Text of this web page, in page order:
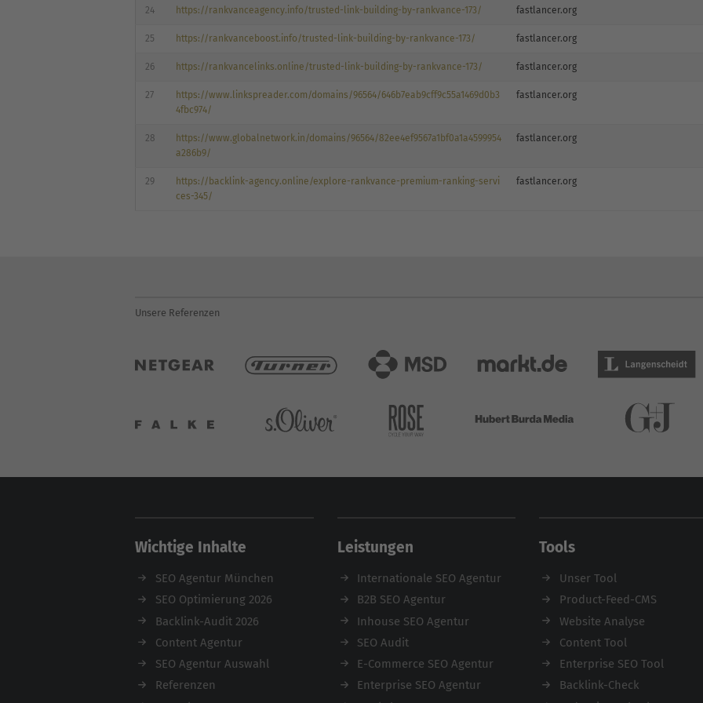
24 https://rankvanceagency.info/trusted-link-building-by-rankvance-173/ fastlancer.org
25 https://rankvanceboost.info/trusted-link-building-by-rankvance-173/ fastlancer.org
26 https://rankvancelinks.online/trusted-link-building-by-rankvance-173/ fastlancer.org
27
https://www.linkspreader.com/domains/96564/646b7eab9cff9c55a1469d0b3
4fbc974/
fastlancer.org
28
https://www.globalnetwork.in/domains/96564/82ee4ef9567a1bf0a1a4599954
a286b9/
fastlancer.org
29
https://backlink-agency.online/explore-rankvance-premium-ranking-servi
ces-345/
fastlancer.org
Unsere Referenzen
Wichtige Inhalte
SEO Agentur München
SEO Optimierung 2026
Backlink-Audit 2026
Content Agentur
SEO Agentur Auswahl
Referenzen
Leistungen
Internationale SEO Agentur
B2B SEO Agentur
Inhouse SEO Agentur
SEO Audit
E-Commerce SEO Agentur
Enterprise SEO Agentur
Tools
Unser Tool
Product-Feed-CMS
Website Analyse
Content Tool
Enterprise SEO Tool
Backlink-Check